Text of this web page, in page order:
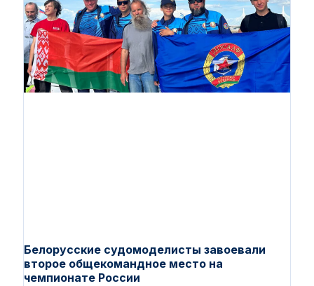
Белорусские судомоделисты завоевали
второе общекомандное место на
чемпионате России